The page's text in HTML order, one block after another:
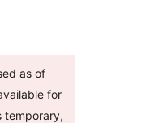
as of
temporary,